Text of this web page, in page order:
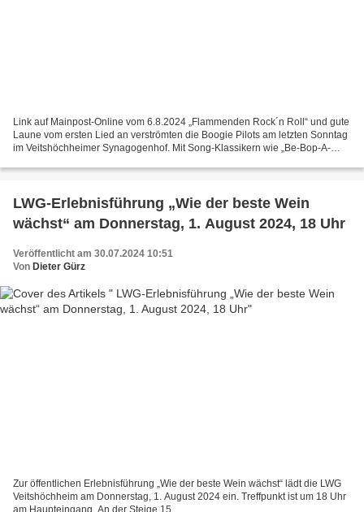
Link auf Mainpost-Online vom 6.8.2024 „Flammenden Rock´n Roll“ und gute
Laune vom ersten Lied an verströmten die Boogie Pilots am letzten Sonntag
im Veitshöchheimer Synagogenhof. Mit Song-Klassikern wie „Be-Bop-A-
LWG-Erlebnisführung „Wie der beste Wein
wächst“ am Donnerstag, 1. August 2024, 18 Uhr
Veröffentlicht am 30.07.2024 10:51
Von Dieter Gürz
Zur öffentlichen Erlebnisführung „Wie der beste Wein wächst“ lädt die LWG
Veitshöchheim am Donnerstag, 1. August 2024 ein. Treffpunkt ist um 18 Uhr